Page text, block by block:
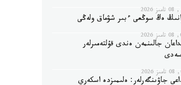
ەڭ سوڭعى ءبىر شۋماق ولەڭى
جالىنمەن ەندى قۇلتەمىرلەر
جاۋىنگەرلەر: ەلىمىزدە اسكەري